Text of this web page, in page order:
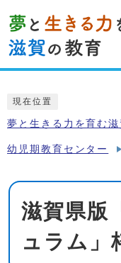
現在位置
夢と生きる力を育む滋
幼児期教育センター
滋賀県版
ュラム」